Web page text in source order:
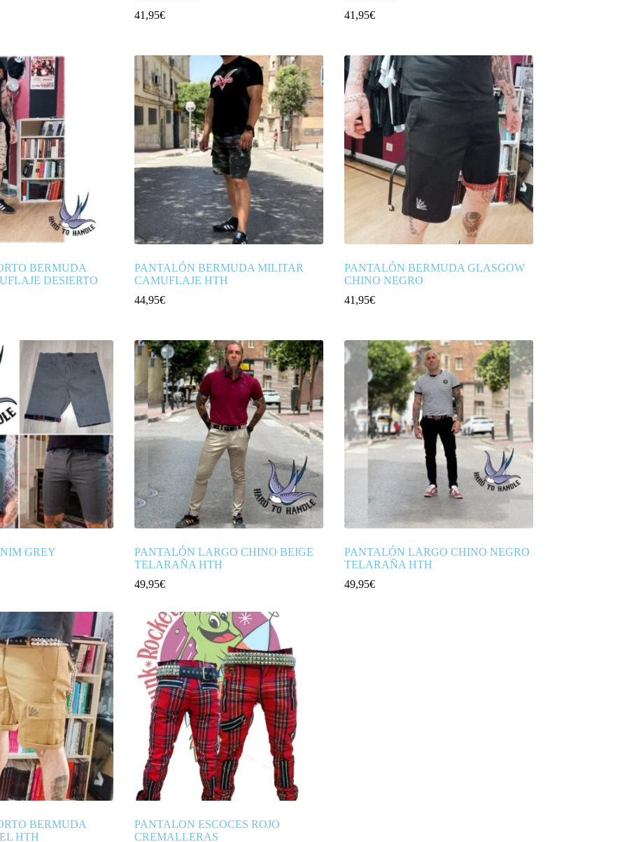
41,95€
41,95€
BERMUDA
DESIERTO
PANTALÓN BERMUDA MILITAR
CAMUFLAJE HTH
44,95€
PANTALÓN BERMUDA GLASGOW
CHINO NEGRO
41,95€
GREY
PANTALÓN LARGO CHINO BEIGE
TELARAÑA HTH
49,95€
PANTALÓN LARGO CHINO NEGRO
TELARAÑA HTH
49,95€
BERMUDA
HTH
PANTALON ESCOCES ROJO
CREMALLERAS